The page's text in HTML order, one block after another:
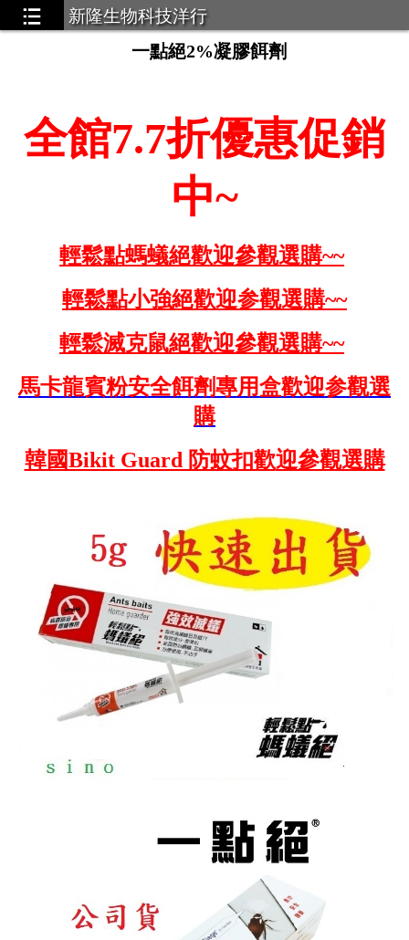
新隆生物科技洋行
一點絕2%凝膠餌劑
全館7.7折優惠促銷
中~
輕鬆點螞蟻絕歡迎參觀選購~~
輕鬆點小強絕歡迎参觀選購~~
輕鬆滅克鼠絕歡迎參觀選購~~
馬卡龍賓粉安全餌劑專用盒歡迎参觀選
購
韓國Bikit Guard 防蚊扣歡迎參觀選購